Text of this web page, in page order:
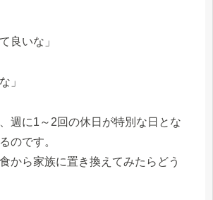
良いな」
」
週に1～2回の休日が特別な日とな
のです。
から家族に置き換えてみたらどう